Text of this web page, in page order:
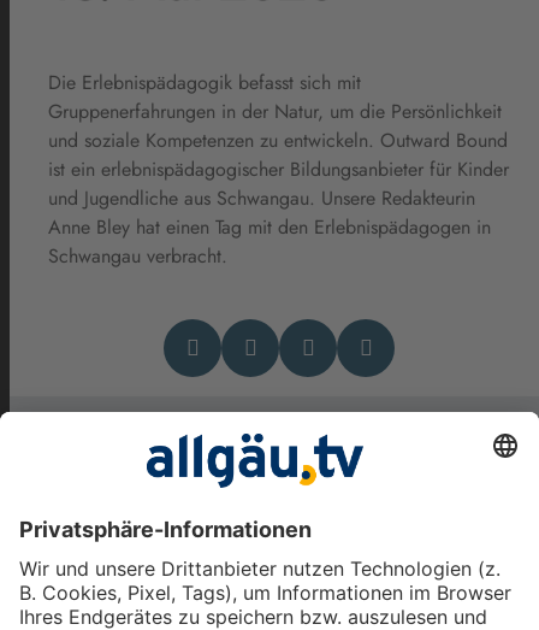
Die Erlebnispädagogik befasst sich mit
Gruppenerfahrungen in der Natur, um die Persönlichkeit
und soziale Kompetenzen zu entwickeln. Outward Bound
ist ein erlebnispädagogischer Bildungsanbieter für Kinder
und Jugendliche aus Schwangau. Unsere Redakteurin
Anne Bley hat einen Tag mit den Erlebnispädagogen in
Schwangau verbracht.
Das könnte Dich auch
interessieren
Nachtisch vom Grill - Die